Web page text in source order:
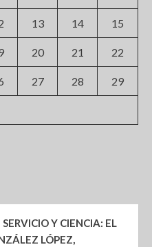
13 14 15
20 21 22
27 28 29
Y CIENCIA: EL
LÓPEZ,